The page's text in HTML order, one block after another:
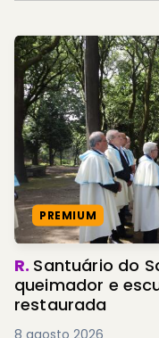
PREMIUM
R. Santuário do
queimador e
restaurada
8 agosto 2026